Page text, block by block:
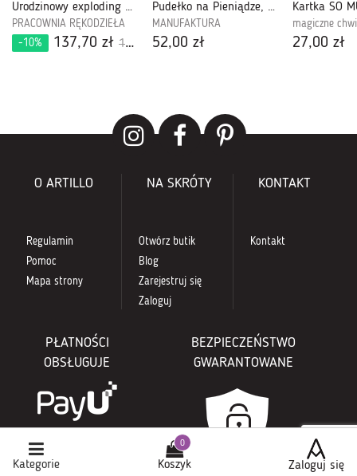
Urodzinowy exploding box 543
PRACOWNIA RĘKODZIEŁA
-10%
137,70 zł 153,00 zł
Pudełko na Pieniądze, Roczek dla chłopca-PPRCH05
MANUFAKTURA
52,00 zł
magiczne
27,00 zł
Kategorie Koszyk Zaloguj się
O ARTILLO
Regulamin
Pomoc
Mapa strony
NA SKRÓTY
Otwórz butik
Blog
Zarejestruj się
Zaloguj
KONTAKT
Kontakt
PŁATNOŚCI
OBSŁUGUJE
BEZPIECZEŃSTWO
GWARANTOWANE